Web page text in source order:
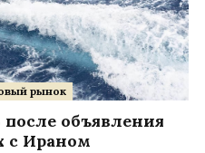
рынок
объявления
с Ираном